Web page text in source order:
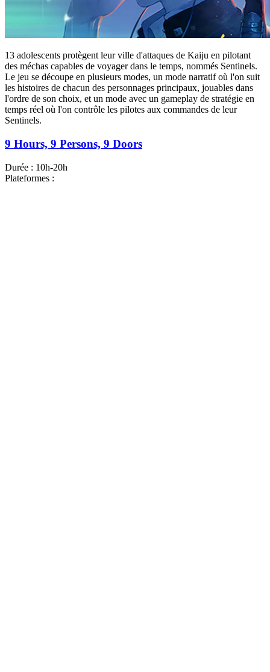
13 adolescents protègent leur ville d'attaques de Kaiju en pilotant
des méchas capables de voyager dans le temps, nommés Sentinels.
Le jeu se découpe en plusieurs modes, un mode narratif où l'on suit
les histoires de chacun des personnages principaux, jouables dans
l'ordre de son choix, et un mode avec un gameplay de stratégie en
temps réel où l'on contrôle les pilotes aux commandes de leur
Sentinels.
9 Hours, 9 Persons, 9 Doors
Durée : 10h-20h
Plateformes :